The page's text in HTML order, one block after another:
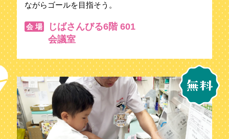
ながらゴールを目指そう。
会 場
じばさんびる6階 601
会議室